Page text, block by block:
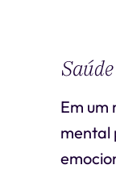
Em
mental